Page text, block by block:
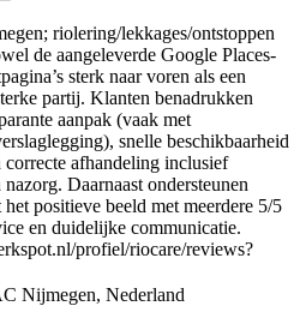
riolering/lekkages/ontstoppen
de aangeleverde Google Places-
sterk naar voren als een
partij. Klanten benadrukken
aanpak (vaak met
snelle beschikbaarheid
afhandeling inclusief
Daarnaast ondersteunen
positieve beeld met meerdere 5/5
en duidelijke communicatie.
profiel/riocare/reviews?
Nijmegen, Nederland